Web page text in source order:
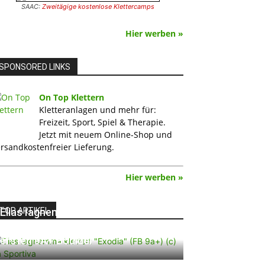
SAAC: Zweitägige kostenlose Klettercamps
Hier werben »
LINKS
On Top Klettern
Kletteranlagen und mehr für:
Freizeit, Sport, Spiel & Therapie.
Jetzt mit neuem Online-Shop und
Lieferung.
Hier werben »
ARTIKEL
Elias Iagnemma klettert „Exodia“:
ersten 9A+ Boulder